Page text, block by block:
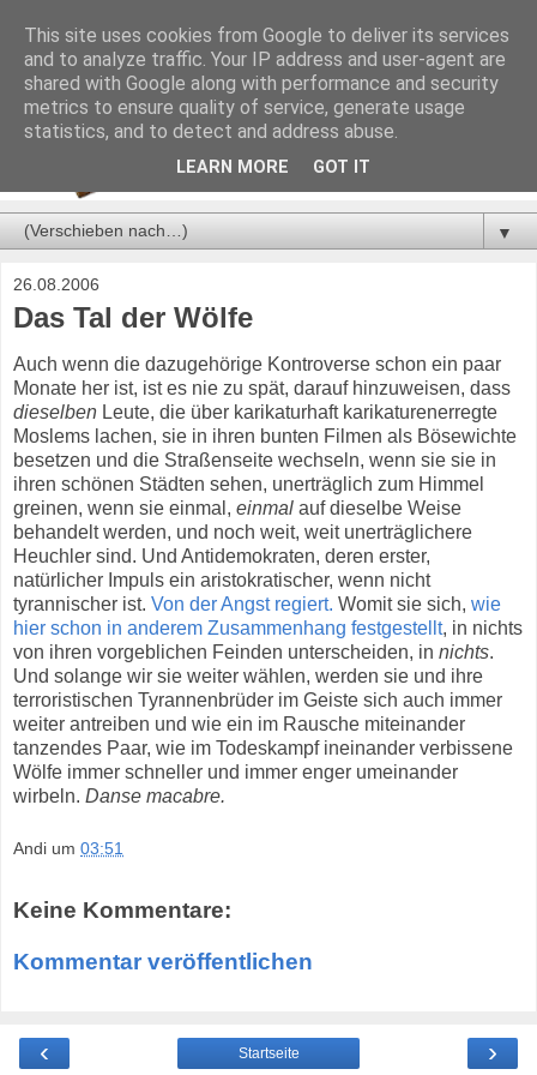
▼
26.08.2006
Das Tal der Wölfe
Auch wenn die dazugehörige Kontroverse schon ein paar
Monate her ist, ist es nie zu spät, darauf hinzuweisen, dass
dieselben Leute, die über karikaturhaft karikaturenerregte
Moslems lachen, sie in ihren bunten Filmen als Bösewichte
besetzen und die Straßenseite wechseln, wenn sie sie in
ihren schönen Städten sehen, unerträglich zum Himmel
greinen, wenn sie einmal, einmal auf dieselbe Weise
behandelt werden, und noch weit, weit unerträglichere
Heuchler sind. Und Antidemokraten, deren erster,
natürlicher Impuls ein aristokratischer, wenn nicht
tyrannischer ist. Von der Angst regiert. Womit sie sich, wie
hier schon in anderem Zusammenhang festgestellt, in nichts
von ihren vorgeblichen Feinden unterscheiden, in nichts.
Und solange wir sie weiter wählen, werden sie und ihre
terroristischen Tyrannenbrüder im Geiste sich auch immer
weiter antreiben und wie ein im Rausche miteinander
tanzendes Paar, wie im Todeskampf ineinander verbissene
Wölfe immer schneller und immer enger umeinander
wirbeln. Danse macabre.
Andi um 03:51
Keine Kommentare:
Kommentar veröffentlichen
‹ ›
Startseite
This site uses cookies from Google to deliver its services
and to analyze traffic. Your IP address and user-agent are
shared with Google along with performance and security
metrics to ensure quality of service, generate usage
statistics, and to detect and address abuse.
LEARN MORE GOT IT